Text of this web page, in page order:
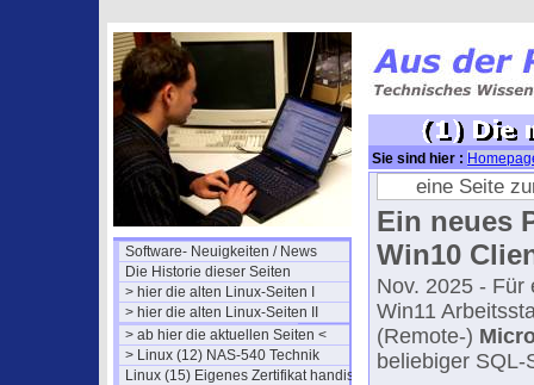
Software- Neuigkeiten / News
Die Historie dieser Seiten
> hier die alten Linux-Seiten I
> hier die alten Linux-Seiten II
> ab hier die aktuellen Seiten <
> Linux (12) NAS-540 Technik
Linux (15) Eigenes Zertifikat handisch
Sie sind hier :
eine Seite
Ein neues
Win10
Nov. 2025 - Für
Win11
(Remote-)
beliebiger